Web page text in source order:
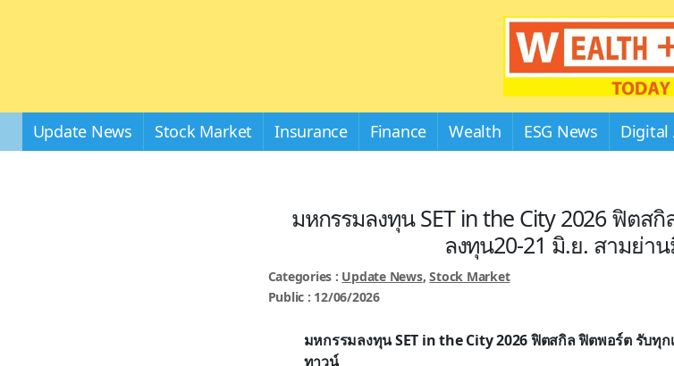
Update News Stock Market Insurance Finance Wealth ESG News Digital
มหกรรมลงทุน SET in the City 2026 ฟิตส
ลงทุน20-21 มิ.ย. สามย่า
Categories : Update News,Stock Market
Public : 12/06/2026
มหกรรมลงทุนSET in the City 2026 ฟิตสกิล ฟิตพอร์ต รับทุ
ทาวน์